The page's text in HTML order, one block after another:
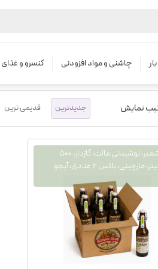
چاشنی و مواد افزودنی کنسرو و غذای محصولات آبجو
نمایش جدیدترین قدیمی ترین
ماءالشعیر، نوشیدنی مالت، گازدار، ۵۰۰
میلی‌لیتر، مارچینی، باکس ۶ عددی، آبجو